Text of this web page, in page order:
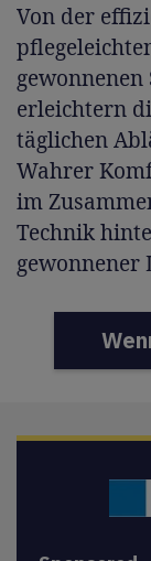
Von der
erleichtern
täglichen
Wahrer
im
Technik
gewonnener